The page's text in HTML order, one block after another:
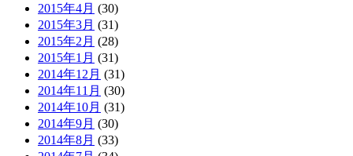
2015年4月 (30)
2015年3月 (31)
2015年2月 (28)
2015年1月 (31)
2014年12月 (31)
2014年11月 (30)
2014年10月 (31)
2014年9月 (30)
2014年8月 (33)